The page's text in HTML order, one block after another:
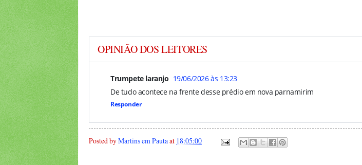
OPINIÃO DOS LEITORES
Trumpete laranjo 19/06/2026 às 13:23
De tudo acontece na frente desse prédio em nova parnamirim
Responder
Posted byMartins em Pautaat 18:05:00